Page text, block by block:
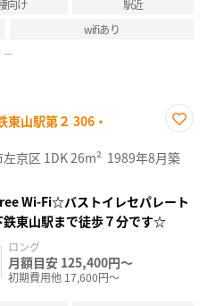
向け
駅近
wifiあり
山駅第２ 306・
に入
り登
京区 1DK26m² 1989年8月築
Wi-Fi☆バストイレセパレート
鉄東山駅まで徒歩７分です☆
ロング
月額目安 125,400円～
初期費用他 17,600円～